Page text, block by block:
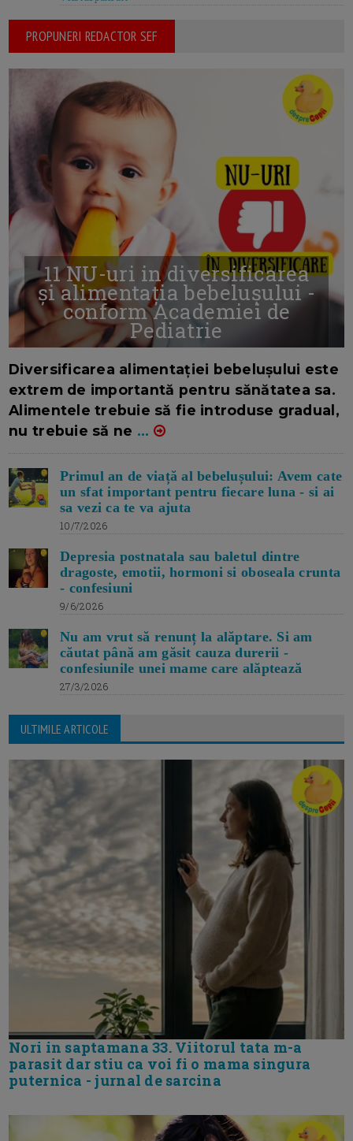
PROPUNERI REDACTOR SEF
11 NU-uri in diversificarea
și alimentația bebelușului -
conform Academiei de
Pediatrie
Diversificarea alimentației bebelușului este
extrem de importantă pentru sănătatea sa.
Alimentele trebuie să fie introduse gradual,
nu trebuie să ne ...
Primul an de viață al bebelușului: Avem cate
un sfat important pentru fiecare luna - si ai
sa vezi ca te va ajuta
10/7/2026
Depresia postnatala sau baletul dintre
dragoste, emotii, hormoni si oboseala crunta
- confesiuni
9/6/2026
Nu am vrut să renunț la alăptare. Si am
căutat până am găsit cauza durerii -
confesiunile unei mame care alăptează
27/3/2026
ULTIMILE ARTICOLE
Nori in saptamana 33. Viitorul tata m-a
parasit dar stiu ca voi fi o mama singura
puternica - jurnal de sarcina